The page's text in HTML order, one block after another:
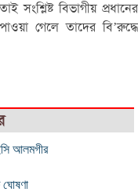
তাই সংশ্লিষ্ট বিভাগীয় প্রধানের
পাওয়া গেলে তাদের বি’রুদ্ধে
আলমগীর
ঘোষণা